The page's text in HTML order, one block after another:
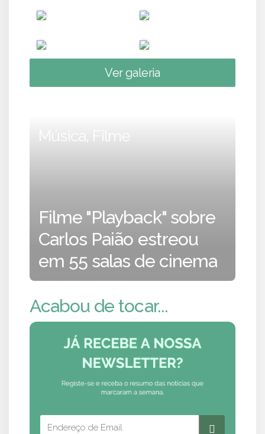
Ver galeria
Música, Filme
Filme "Playback" sobre
Carlos Paião estreou
em 55 salas de cinema
Acabou de tocar...